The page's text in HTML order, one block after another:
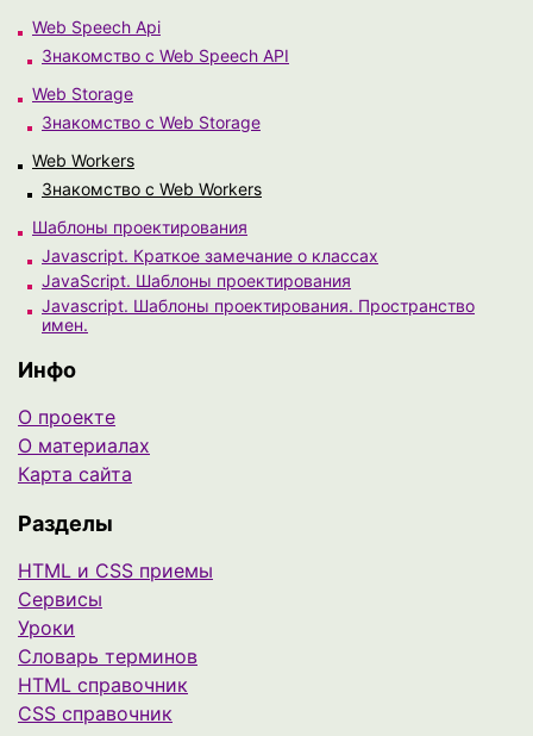
Web Speech Api
Знакомство с Web Speech API
Web Storage
Знакомство с Web Storage
Web Workers
Знакомство с Web Workers
Шаблоны проектирования
Javascript. Краткое замечание о классах
JavaScript. Шаблоны проектирования
Javascript. Шаблоны проектирования. Пространство
имен.
Инфо
О проекте
О материалах
Карта сайта
Разделы
HTML и CSS приемы
Сервисы
Уроки
Cловарь терминов
HTML справочник
CSS справочник